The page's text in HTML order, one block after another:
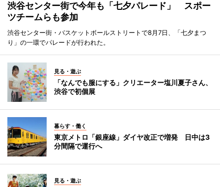
渋谷センター街で今年も「七夕パレード」 スポー
ツチームらも参加
渋谷センター街・バスケットボールストリートで8月7日、「七夕まつ
り」の一環でパレードが行われた。
見る・遊ぶ
「なんでも服にする」クリエーター塩川夏子さん、
渋谷で初個展
暮らす・働く
東京メトロ「銀座線」ダイヤ改正で増発 日中は3
分間隔で運行へ
見る・遊ぶ